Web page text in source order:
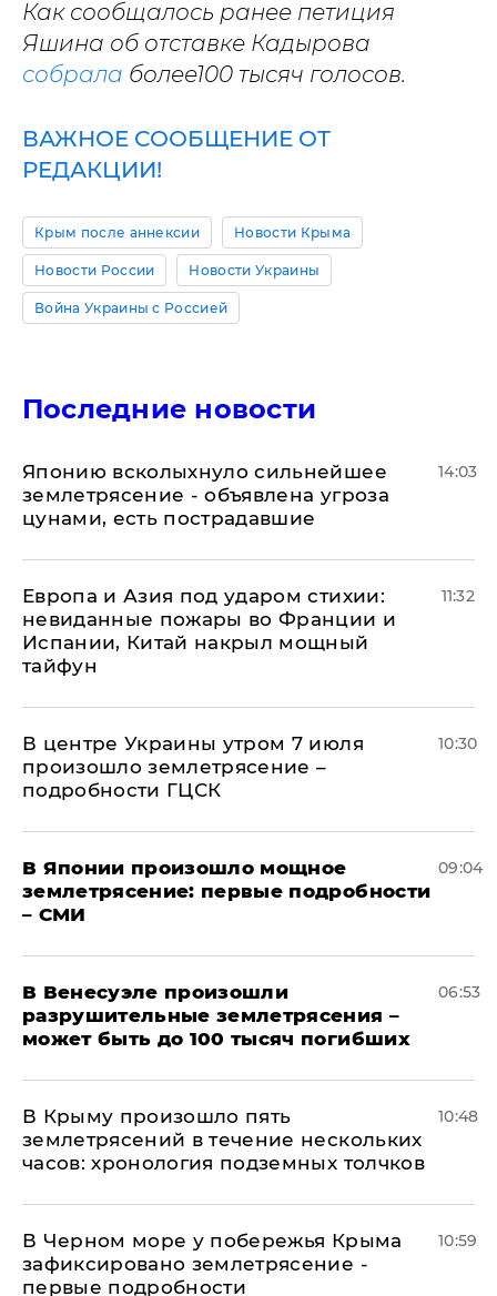
Как сообщалось ранее петиция
Яшина об отставке Кадырова
собрала более100 тысяч голосов.
ВАЖНОЕ СООБЩЕНИЕ ОТ
РЕДАКЦИИ!
Крым после аннексии Новости Крыма
Новости России Новости Украины
Война Украины с Россией
Последние новости
Японию всколыхнуло сильнейшее
землетрясение - объявлена угроза
цунами, есть пострадавшие
14:03
Европа и Азия под ударом стихии:
невиданные пожары во Франции и
Испании, Китай накрыл мощный
тайфун
11:32
В центре Украины утром 7 июля
произошло землетрясение –
подробности ГЦСК
10:30
В Японии произошло мощное
землетрясение: первые подробности
– СМИ
09:04
В Венесуэле произошли
разрушительные землетрясения –
может быть до 100 тысяч погибших
06:53
В Крыму произошло пять
землетрясений в течение нескольких
часов: хронология подземных толчков
10:48
В Черном море у побережья Крыма
зафиксировано землетрясение -
первые подробности
10:59